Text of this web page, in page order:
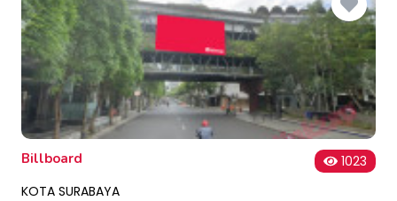
Billboard
1023
KOTA SURABAYA